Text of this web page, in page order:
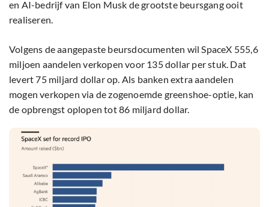
en AI-bedrijf van Elon Musk de grootste beursgang ooit
realiseren.
Volgens de aangepaste beursdocumenten wil SpaceX 555,6
miljoen aandelen verkopen voor 135 dollar per stuk. Dat
levert 75 miljard dollar op. Als banken extra aandelen
mogen verkopen via de zogenoemde greenshoe-optie, kan
de opbrengst oplopen tot 86 miljard dollar.